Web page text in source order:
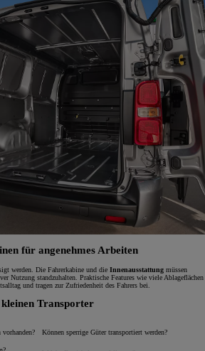
für angenehmes Arbeiten
werden. Die Fahrerkabine und die Innenausstattung müssen
Nutzung standzuhalten. Praktische Features wie viele Ablageflächen
und tragen zur Zufriedenheit des Fahrers bei.
Transporter
vorhanden? Können sperrige Güter transportiert werden?